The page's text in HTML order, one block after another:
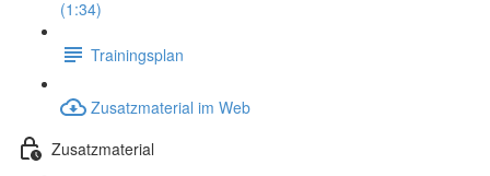
(1:34)
Trainingsplan
Zusatzmaterial im Web
Zusatzmaterial